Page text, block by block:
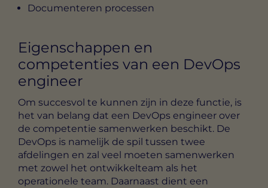
Documenteren processen
Eigenschappen en
competenties van een DevOps
engineer
Om succesvol te kunnen zijn in deze functie, is
het van belang dat een DevOps engineer over
de competentie samenwerken beschikt. De
DevOps is namelijk de spil tussen twee
afdelingen en zal veel moeten samenwerken
met zowel het ontwikkelteam als het
operationele team. Daarnaast dient een